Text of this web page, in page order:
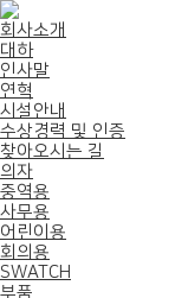
회사소개
대하
인사말
연혁
시설안내
수상경력 및 인증
찾아오시는 길
의자
중역용
사무용
어린이용
회의용
SWATCH
부품